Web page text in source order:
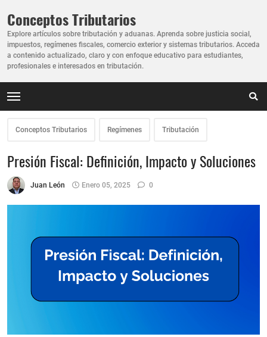
Conceptos Tributarios
Explore artículos sobre tributación y aduanas. Aprenda sobre justicia social,
impuestos, regímenes fiscales, comercio exterior y sistemas tributarios. Acceda
a contenido actualizado, claro y con enfoque educativo para estudiantes,
profesionales e interesados en tributación.
Conceptos Tributarios Regímenes Tributación
Presión Fiscal: Definición, Impacto y Soluciones
Juan León Enero 05, 2025 0